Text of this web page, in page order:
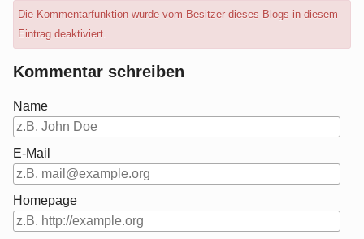
Die Kommentarfunktion wurde vom Besitzer dieses Blogs in diesem
Eintrag deaktiviert.
Kommentar schreiben
Name
E-Mail
Homepage